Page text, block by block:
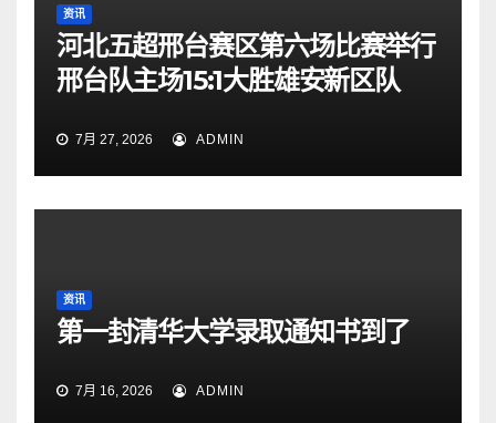
资讯
河北五超邢台赛区第六场比赛举行
邢台队主场15:1大胜雄安新区队
7月 27, 2026 ADMIN
资讯
第一封清华大学录取通知书到了
7月 16, 2026 ADMIN